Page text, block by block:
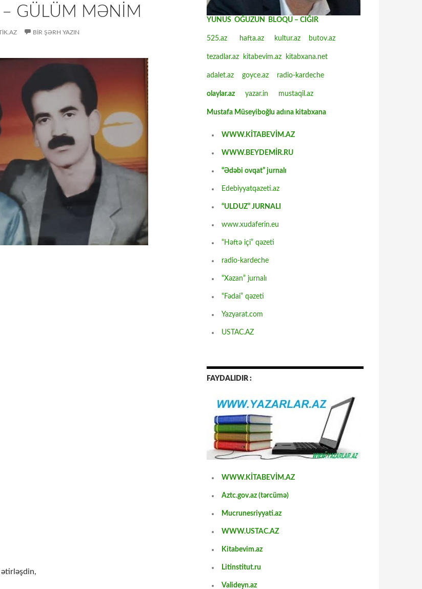
GÜLÜM MƏNIM
BIR ŞƏRH YAZIN
ətirləşdin,
YUNUS OĞUZUN BLOQU – CIĞIR
525.az hafta.az kultur.az butov.az
tezadlar.az kitabevim.az kitabxana.net
adalet.az goyce.az radio-kardeche
olaylar.az yazar.in mustaqil.az
Mustafa Müseyiboğlu adına kitabxana
WWW.KİTABEVİM.AZ
WWW.BEYDEMİR.RU
“Ədəbi ovqat” jurnalı
Edebiyyatqazeti.az
“ULDUZ” JURNALI
www.xudaferin.eu
“Həftə içi” qəzeti
radio-kardeche
“Xəzan” jurnalı
“Fədai” qəzeti
Yazyarat.com
USTAC.AZ
FAYDALIDIR :
WWW.KİTABEVİM.AZ
Aztc.gov.az (tərcümə)
Mucrunesriyyati.az
WWW.USTAC.AZ
Kitabevim.az
Litinstitut.ru
Valideyn.az